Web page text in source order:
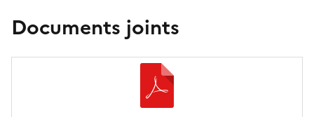
Documents joints